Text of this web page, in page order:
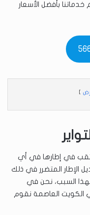
بأفضل الأسعار
في إطارها في أي
الإطار المتضرر في ذلك
السبب، نحن في
الكويت العاصمة نقوم